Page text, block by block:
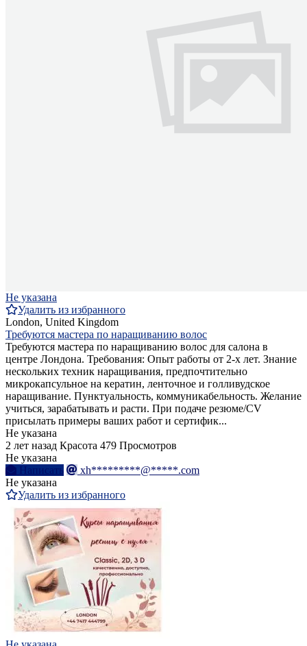
Не указана
Удалить из избранного
London, United Kingdom
Требуются мастера по наращиванию волос
Требуются мастера по наращиванию волос для салона в
центре Лондона. Требования: Опыт работы от 2-х лет. Знание
нескольких техник наращивания, предпочтительно
микрокапсульное на кератин, ленточное и голливудское
наращивание. Пунктуальность, коммуникабельность. Желание
учиться, зарабатывать и расти. При подаче резюме/CV
присылать примеры ваших работ и сертифик...
Не указана
2 лет назад Красота 479 Просмотров
Не указана
Написать
xh*********@*****.com
Не указана
Удалить из избранного